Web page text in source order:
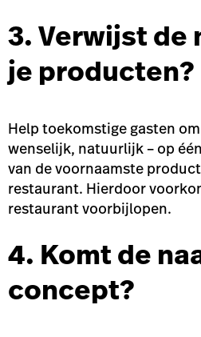
3. Verwijst de
je producten?
Help toekomstige gasten
wenselijk, natuurlijk – op
van de voornaamste
restaurant. Hierdoor
restaurant voorbijlopen.
4. Komt de
concept?